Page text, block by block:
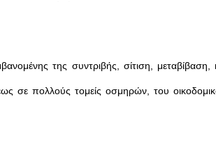
της συντριβής, σίτιση,
σε πολλούς τομείς οσμηρών, του